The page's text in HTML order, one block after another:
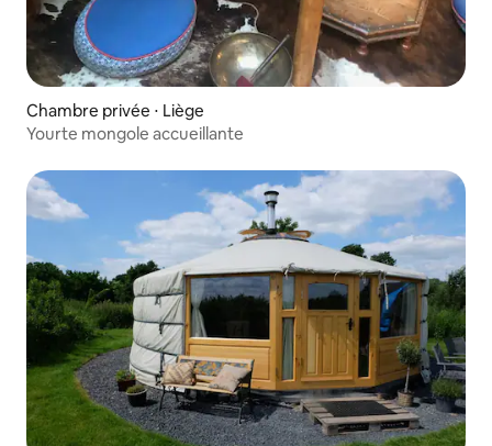
Chambre privée ⋅ Liège
Yourte mongole accueillante